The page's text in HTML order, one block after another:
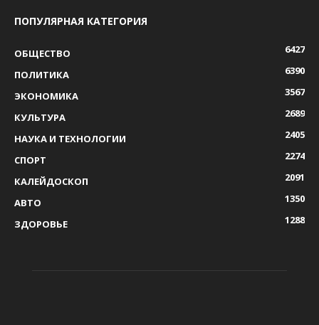
ПОПУЛЯРНАЯ КАТЕГОРИЯ
ОБЩЕСТВО
6427
ПОЛИТИКА
6390
ЭКОНОМИКА
3567
КУЛЬТУРА
2689
НАУКА И ТЕХНОЛОГИИ
2405
СПОРТ
2274
КАЛЕЙДОСКОП
2091
АВТО
1350
ЗДОРОВЬЕ
1288